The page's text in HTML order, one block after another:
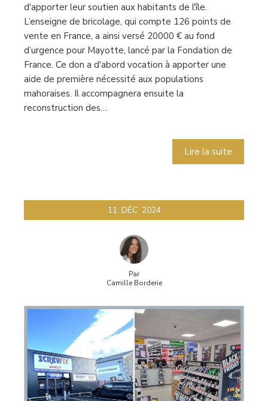
d'apporter leur soutien aux habitants de l'île.
L’enseigne de bricolage, qui compte 126 points de
vente en France, a ainsi versé 20000 € au fond
d’urgence pour Mayotte, lancé par la Fondation de
France. Ce don a d'abord vocation à apporter une
aide de première nécessité aux populations
mahoraises. Il accompagnera ensuite la
reconstruction des…
Lire la suite
11 DÉC 2024
Par
Camille Borderie